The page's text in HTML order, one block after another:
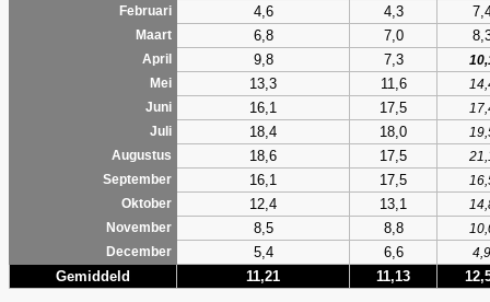
Februari 4,6 4,3
Maart 6,8 7,0
April 9,8 7,3
Mei
13,3 11,6
Juni
16,1 17,5
Juli
18,4 18,0
Augustus
18,6 17,5
September
16,1 17,5
Oktober
12,4 13,1
November
8,5 8,8
December
5,4 6,6 4,9
Gemiddeld 11,21 11,13